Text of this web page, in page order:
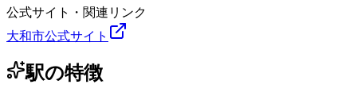
公式サイト・関連リンク
大和市公式サイト
駅の特徴